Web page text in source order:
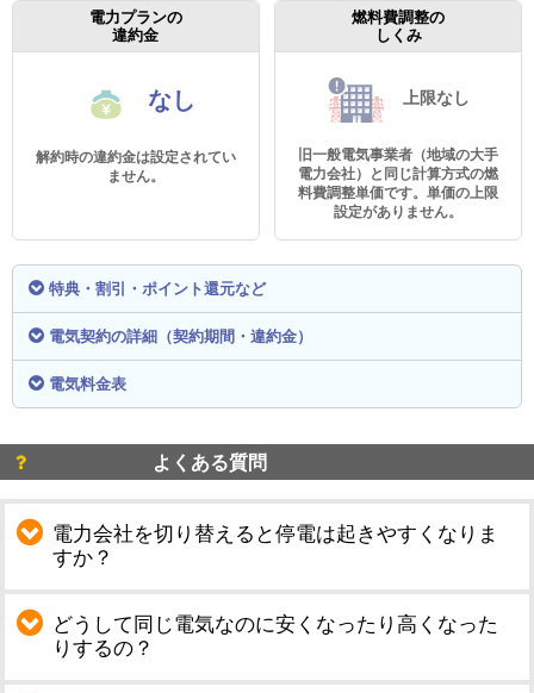
電力プランの
違約金
なし
解約時の違約金は設定されてい
ません。
燃料費調整の
しくみ
上限なし
旧一般電気事業者（地域の大手
電力会社）と同じ計算方式の燃
料費調整単価です。単価の上限
設定がありません。
特典・割引・ポイント還元など
電気契約の詳細（契約期間・違約金）
電気料金表
よくある質問
電力会社を切り替えると停電は起きやすくなりま
すか？
どうして同じ電気なのに安くなったり高くなった
りするの？